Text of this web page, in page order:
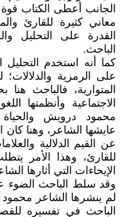
الجانب أعطى الكتاب
معاني كثيرة للقارئ
القدرة على التحليل
الباحث.
كما أنه استخدم التحليل
على الرمزية
المتوارية، فالباحث
الاجتماعية وأنظمتها
محمود درويش والحياة
عايشها الشاعر، وهنا
عن القيم الدلالية
للقارئ، وهذا الأمر
الإيحاءات التي أثارها
وقد سلط الباحث الضوء
لم ينشرها الشاعر
الباحث في تفسيره